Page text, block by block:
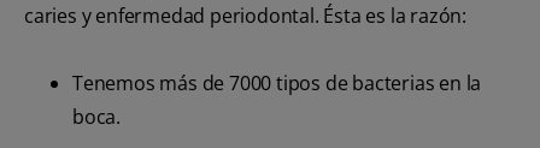
caries y enfermedad periodontal. Ésta es la razón:
Tenemos más de 7000 tipos de bacterias en la
boca.